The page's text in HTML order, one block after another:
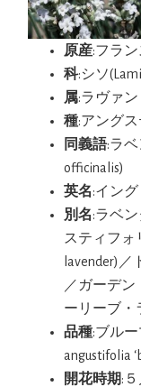
原産:フラ
科:シソ
属:ラヴァン
種:アングス
同義語:ラ
officinalis)
英名:イング
別名:ラベ
スティフォ
lavender)／
／ガーデン
ーリーブ・
品種:ブル
angustifolia
開花時期: